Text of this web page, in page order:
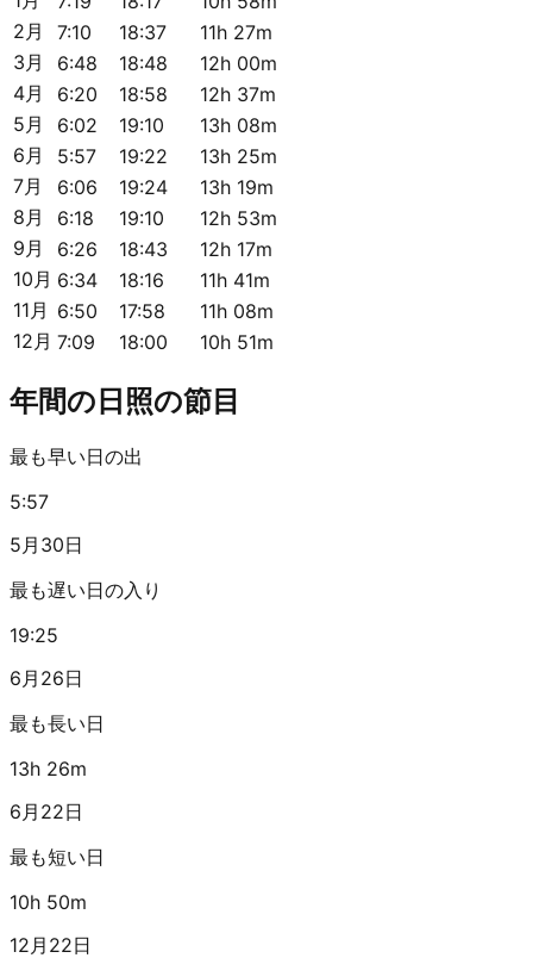
2月
7:10 18:37
11h 27m
3月
6:48 18:48
12h 00m
4月
6:20 18:58
12h 37m
5月
6:02 19:10
13h 08m
6月
5:57 19:22
13h 25m
7月
6:06 19:24
13h 19m
8月
6:18 19:10
12h 53m
9月
6:26 18:43
12h 17m
10月 6:34 18:16
11h 41m
11月 6:50 17:58
11h 08m
12月 7:09 18:00 10h 51m
年間の日照の節目
最も早い日の出
5:57
5月30日
最も遅い日の入り
19:25
6月26日
最も長い日
13h 26m
6月22日
最も短い日
10h 50m
12月22日